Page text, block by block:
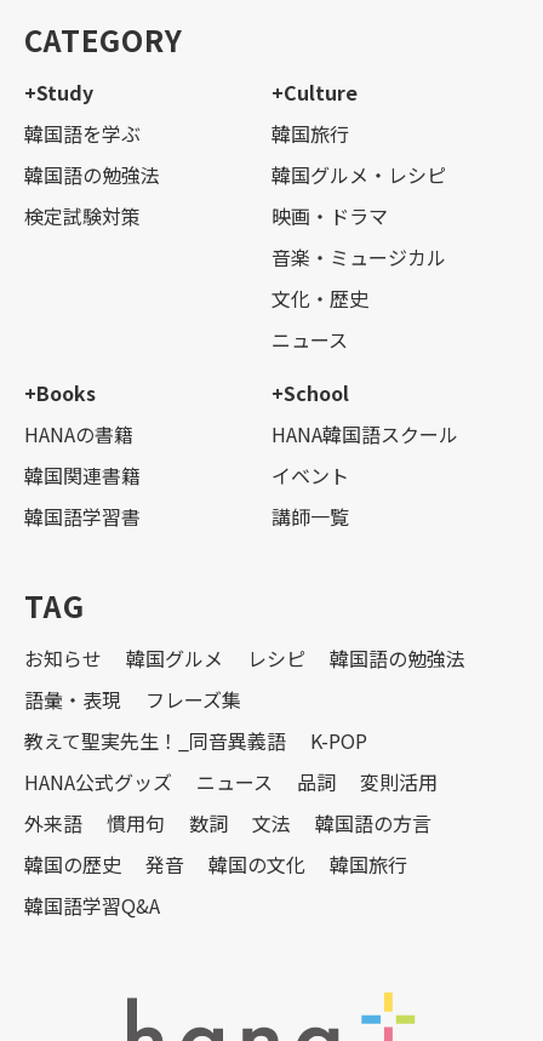
CATEGORY
+Study
韓国語を学ぶ
韓国語の勉強法
検定試験対策
+Culture
韓国旅行
韓国グルメ・レシピ
映画・ドラマ
音楽・ミュージカル
文化・歴史
ニュース
+Books
HANAの書籍
韓国関連書籍
韓国語学習書
+School
HANA韓国語スクール
イベント
講師一覧
TAG
お知らせ 韓国グルメ レシピ
韓国語の勉強法
語彙・表現
フレーズ集
教えて聖実先生！_同音異義語
K-POP
HANA公式グッズ
ニュース 品詞
変則活用
外来語
慣用句 数詞 文法
韓国語の方言
韓国の歴史
発音 韓国の文化
韓国旅行
韓国語学習Q&A